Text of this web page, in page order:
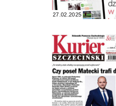
27.02.2025